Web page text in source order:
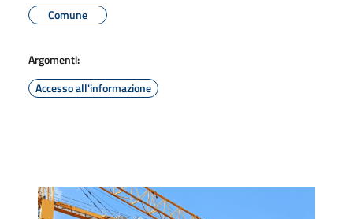
Comune
Argomenti:
Accesso all'informazione